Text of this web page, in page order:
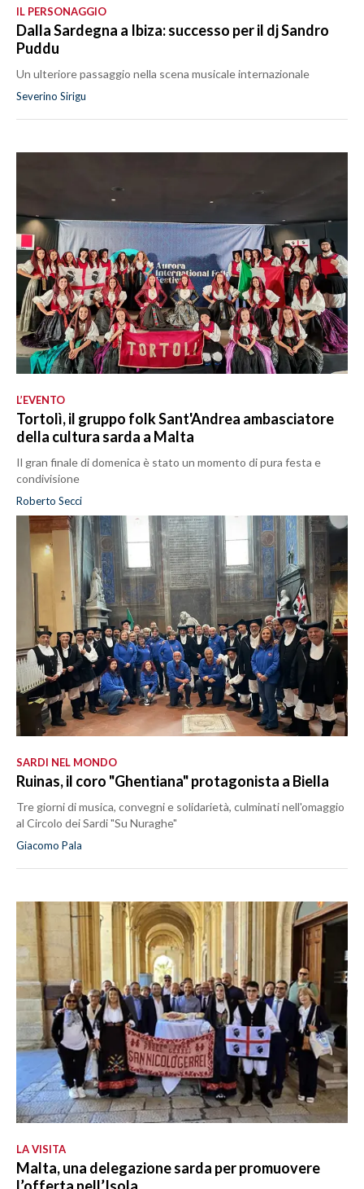
IL PERSONAGGIO
Dalla Sardegna a Ibiza: successo per il dj Sandro
Puddu
Un ulteriore passaggio nella scena musicale internazionale
Severino Sirigu
L’EVENTO
Tortolì, il gruppo folk Sant'Andrea ambasciatore
della cultura sarda a Malta
Il gran finale di domenica è stato un momento di pura festa e
condivisione
Roberto Secci
SARDI NEL MONDO
Ruinas, il coro "Ghentiana" protagonista a Biella
Tre giorni di musica, convegni e solidarietà, culminati nell'omaggio
al Circolo dei Sardi "Su Nuraghe"
Giacomo Pala
LA VISITA
Malta, una delegazione sarda per promuovere
l’offerta nell’Isola